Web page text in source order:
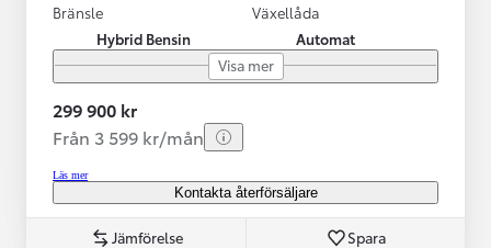
Bränsle
Hybrid Bensin
Växellåda
Automat
Visa mer
299 900 kr
Från 3 599 kr/mån
Läs mer
Kontakta återförsäljare
Jämförelse Spara